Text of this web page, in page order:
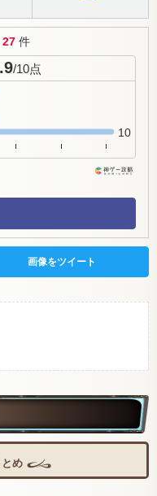
27 件
/10点
10
画像をツイート
め